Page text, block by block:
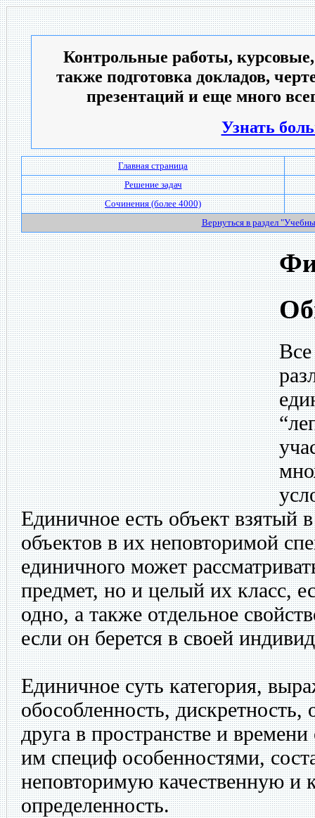
Контрольные работы,
также подготовка докладов,
презентаций и еще много
Узнать
Главная страница
Решение задач
Сочинения (более 4000)
Вернуться в раздел
Единичное есть объект взятый
объектов в их неповторимой
единичного может
предмет, но и целый их класс,
одно, а также отдельное
если он берется в своей
Единичное суть категория,
обособленность, дискретность,
друга в пространстве и
им специф особенностями,
неповторимую качественную и
определенность.